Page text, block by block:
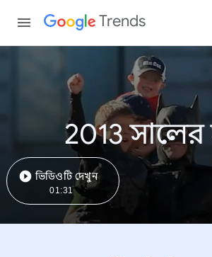
Trends
2013 সালের
ভিডিওটি দেখুন
01:31